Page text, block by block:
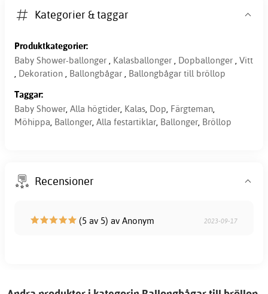
Kategorier & taggar
Produktkategorier:
Baby Shower-ballonger , Kalasballonger , Dopballonger , Vitt
, Dekoration , Ballongbågar , Ballongbågar till bröllop
Taggar:
Baby Shower, Alla högtider, Kalas, Dop, Färgteman,
Möhippa, Ballonger, Alla festartiklar, Ballonger, Bröllop
Recensioner
(5 av 5) av Anonym 2023-09-17